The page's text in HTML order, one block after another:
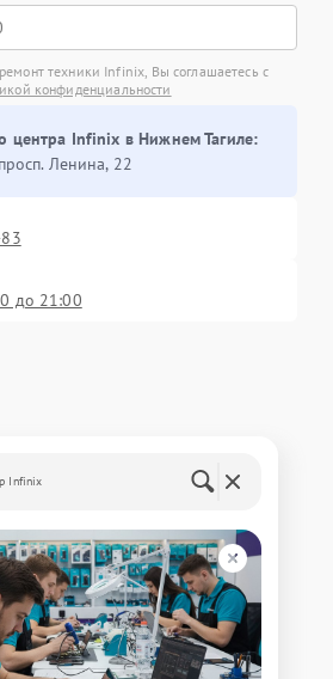
техники Infinix, Вы соглашаетесь с
конфиденциальности
центра Infinix в Нижнем Тагиле:
Ленина, 22
до 21:00
Infinix